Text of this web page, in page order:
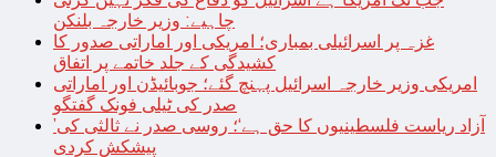
چاہیے: وزیر خارجہ بلنکن
غزہ پر اسرائیلی بمباری؛ امریکی اور اماراتی صدور کا
کشیدگی کے جلد خاتمے پر اتفاق
امریکی وزیر خارجہ اسرائیل پہنچ گئے؛ جوبائیڈن اور اماراتی
صدر کی ٹیلی فونک گفتگو
’آزاد ریاست فلسطینیوں کا حق ہے‘؛ روسی صدر نے ثالثی کی
پیشکش کردی